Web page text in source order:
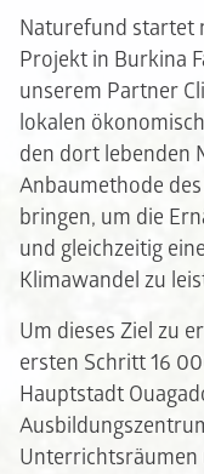
Naturefund startet
Projekt in Burkina
unserem Partner
lokalen
den dort lebenden
Anbaumethode
bringen, um die
und gleichzeitig
Klimawandel zu
Um dieses Ziel zu
ersten Schritt 16
Hauptstadt
Unterrichtsräumen